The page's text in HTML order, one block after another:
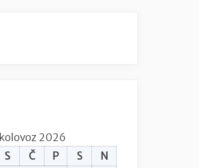
kolovoz 2026
S Č P S
N